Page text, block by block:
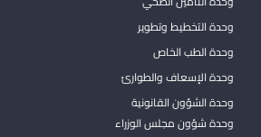
وحدة التخطيط وتطوير
وحدة الطب الخاص
وحدة الإسعاف والطوارئ
وحدة الشؤون القانونية
وحدة شؤون مجلس الوزراء